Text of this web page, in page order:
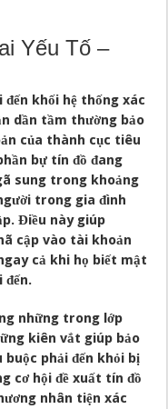
Yếu Tố –
khối hệ thống xác
dần tầm thường bảo
của thành cục tiêu
bự tín đồ đang
sung trong khoảng
trong gia đình
Điều này giúp
cập vào tài khoản
cả khi họ biết mật
đến.
những trong lớp
kiên vắt giúp bảo
phải đến khỏi bị
cơ hội đề xuất tín đồ
nhân tiện xác